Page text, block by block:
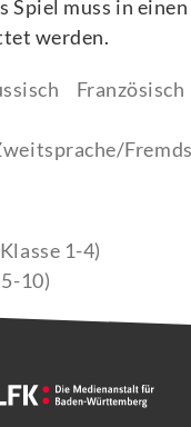
Spiel muss in
werden.
Französisch
1-4)
10)